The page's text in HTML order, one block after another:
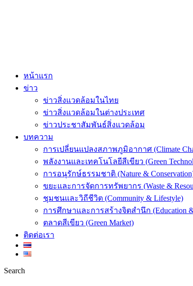
หน้าแรก
ข่าว
ข่าวสิ่งแวดล้อมในไทย
ข่าวสิ่งแวดล้อมในต่างประเทศ
ข่าวประชาสัมพันธ์สิ่งแวดล้อม
บทความ
การเปลี่ยนแปลงสภาพภูมิอากาศ (Climate
พลังงานและเทคโนโลยีสีเขียว (Green
การอนุรักษ์ธรรมชาติ (Nature &
ขยะและการจัดการทรัพยากร (Waste &
ชุมชนและวิถีชีวิต (Community & Lifestyle)
การศึกษาและการสร้างจิตสำนึก (Education &
ตลาดสีเขียว (Green Market)
ติดต่อเรา
Search